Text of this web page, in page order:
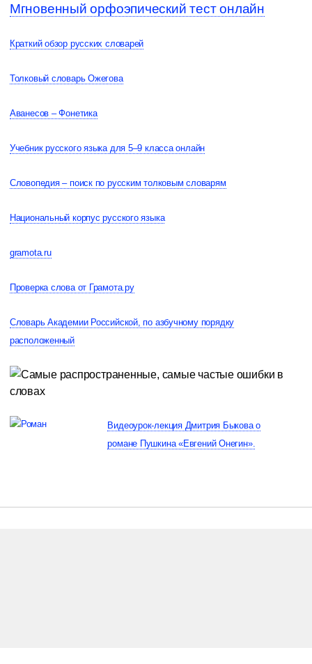
Мгновенный орфоэпический тест онлайн
Краткий обзор русских словарей
Толковый словарь Ожегова
Аванесов – Фонетика
Учебник русского языка для 5–9 класса онлайн
Словопедия – поиск по русским толковым словарям
Национальный корпус русского языка
gramota.ru
Проверка слова от Грамота.ру
Словарь Академии Российской, по азбучному порядку
расположенный
Видеоурок-лекция Дмитрия Быкова о
романе Пушкина «Евгений Онегин».